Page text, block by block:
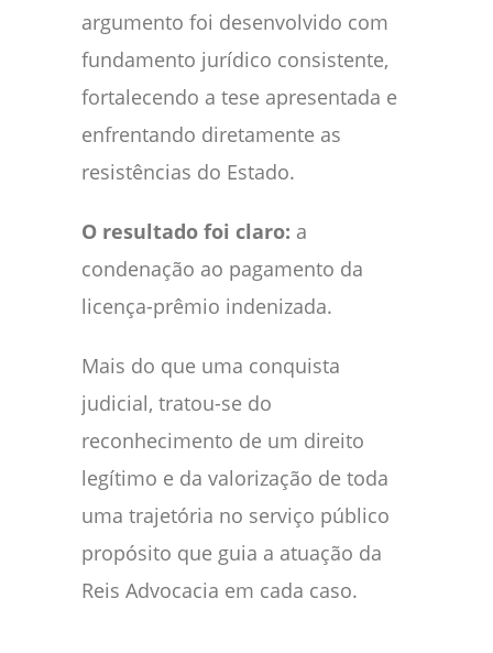
argumento foi desenvolvido com
fundamento jurídico consistente,
fortalecendo a tese apresentada e
enfrentando diretamente as
resistências do Estado.
O resultado foi claro: a
condenação ao pagamento da
licença-prêmio indenizada.
Mais do que uma conquista
judicial, tratou-se do
reconhecimento de um direito
legítimo e da valorização de toda
uma trajetória no serviço público
propósito que guia a atuação da
Reis Advocacia em cada caso.